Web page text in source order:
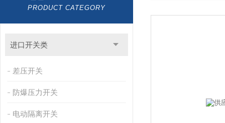
PRODUCT CATEGORY
进口开关类
差压开关
防爆压力开关
电动隔离开关